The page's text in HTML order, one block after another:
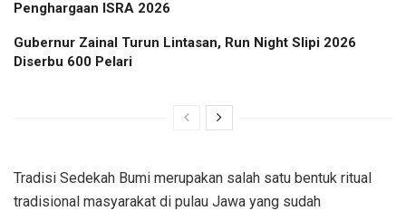
Penghargaan ISRA 2026
Gubernur Zainal Turun Lintasan, Run Night Slipi 2026
Diserbu 600 Pelari
Tradisi Sedekah Bumi merupakan salah satu bentuk ritual
tradisional masyarakat di pulau Jawa yang sudah